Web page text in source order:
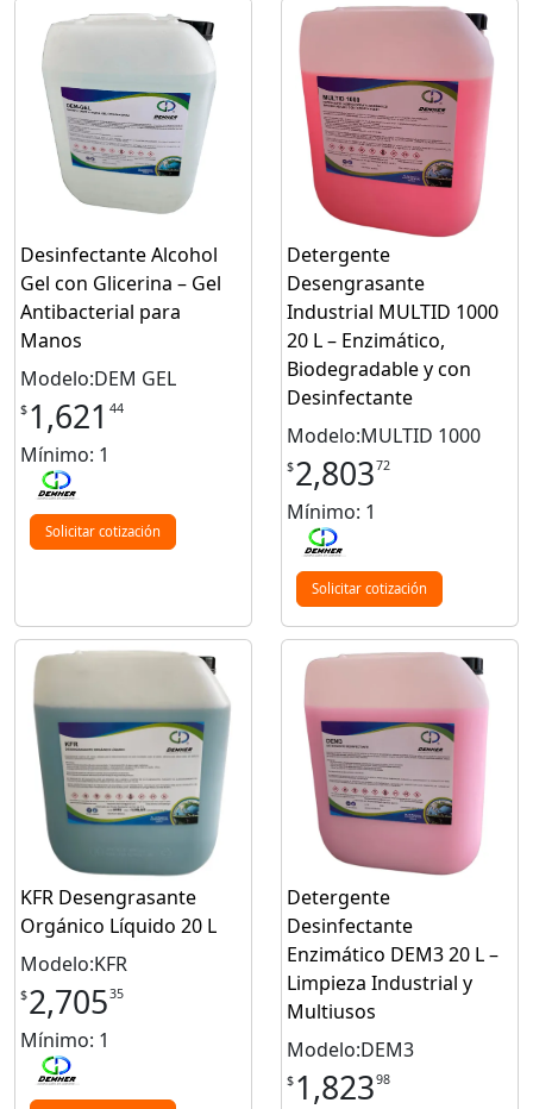
Desinfectante Alcohol
Gel con Glicerina – Gel
Antibacterial para
Manos
Modelo:DEM GEL
$ 1,621 44
Mínimo: 1
Solicitar cotización
Detergente
Desengrasante
Industrial MULTID 1000
20 L – Enzimático,
Biodegradable y con
Desinfectante
Modelo:MULTID 1000
$2,80372
Mínimo: 1
Solicitar cotización
KFR Desengrasante
Orgánico Líquido 20 L
Modelo:KFR
$2,70535
Mínimo: 1
Detergente
Desinfectante
Enzimático DEM3 20 L –
Limpieza Industrial y
Multiusos
Modelo:DEM3
$ 1,82398